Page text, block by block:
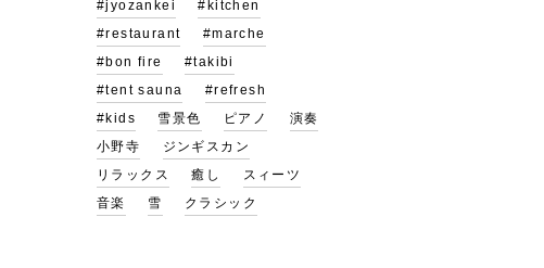
#jyozankei
#kitchen
#restaurant
#marche
#bon fire
#takibi
#tent sauna
#refresh
#kids
雪景色 ピアノ
演奏
小野寺
ジンギスカン
リラックス
癒し
スィーツ
音楽
雪 クラシック